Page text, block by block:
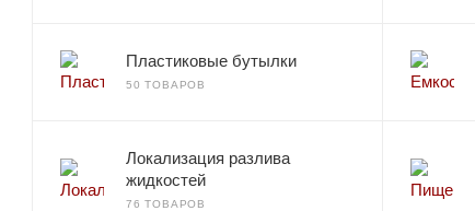
Пластиковые бутылки
50 ТОВАРОВ
Локализация разлива
жидкостей
76 ТОВАРОВ